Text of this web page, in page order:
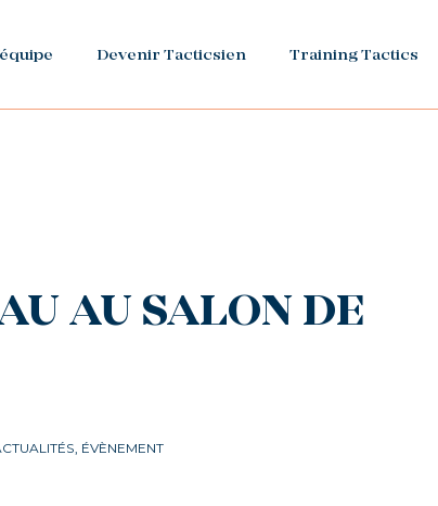
Devenir Tacticsien Training Tactics
AU SALON DE
ÉVÈNEMENT